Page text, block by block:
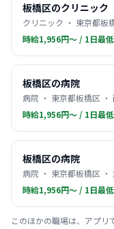
板橋区のクリニック
クリニック ・ 東京都板
時給1,956円〜 / 1日最
板橋区の病院
病院 ・ 東京都板橋区 ・
時給1,956円〜 / 1日最
板橋区の病院
病院 ・ 東京都板橋区 ・
時給1,956円〜 / 1日最
このほかの職場は、アプリ